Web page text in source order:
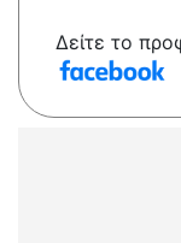
Δείτε το